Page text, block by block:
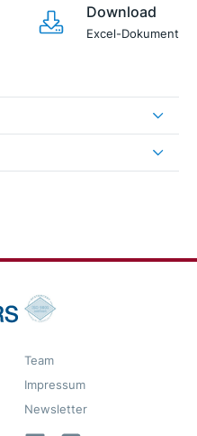
Download
Excel-Dokument
Team
Impressum
Newsletter